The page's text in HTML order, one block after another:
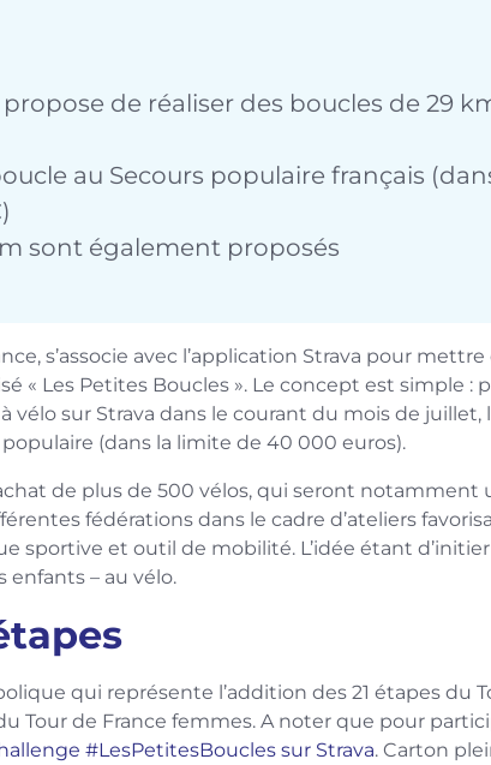
de réaliser des boucles de 29
au Secours populaire français
sont également proposés
s’associe avec l’application Strava pour mettre
« Les Petites Boucles ». Le concept est simple :
vélo sur Strava dans le courant du mois de juillet,
(dans la limite de 40 000 euros).
de plus de 500 vélos, qui seront notamment
fédérations dans le cadre d’ateliers
sportive et outil de mobilité. L’idée étant
enfants – au vélo.
qui représente l’addition des 21 étapes du
Tour de France femmes. A noter que pour
#LesPetitesBoucles sur Strava. Carton